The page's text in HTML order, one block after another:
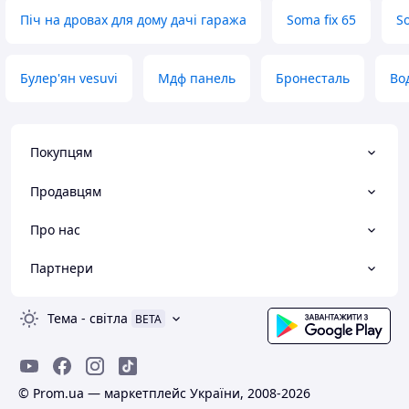
Піч на дровах для дому дачі гаража Soma fix 65
Булер'ян vesuvi Мдф панель Бронесталь
Покупцям
Продавцям
Про нас
Партнери
Тема - світла BETA
© Prom.ua — маркетплейс України, 2008-2026